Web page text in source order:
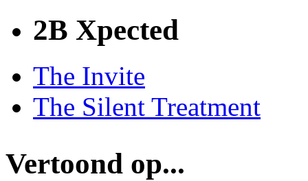
2B Xpected
The Invite
The Silent Treatment
Vertoond op...